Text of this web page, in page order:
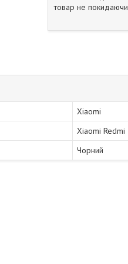
товар не покидаючи
Xiaomi
Xiaomi Redmi
Чорний